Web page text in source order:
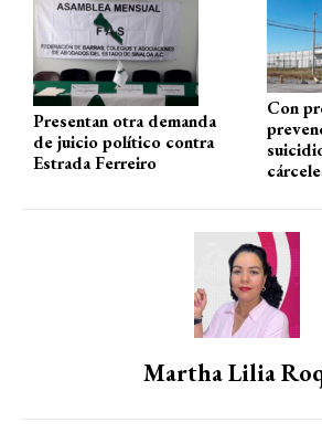
Presentan otra demanda
de juicio político contra
Estrada Ferreiro
Con
Martha Lilia